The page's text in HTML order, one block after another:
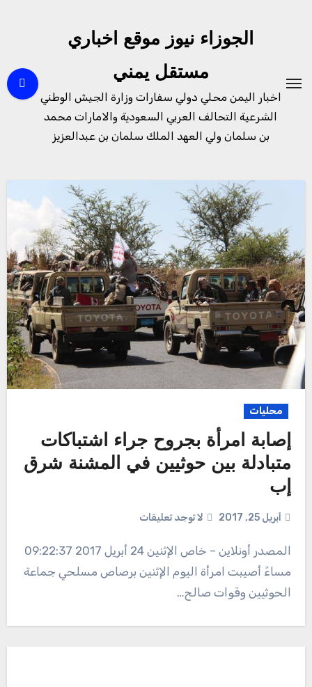
الجوزاء نيوز موقع اخباري
مستقل يمني
اخبار اليمن محلي دولي سفارات وزارة الجيش الوطني
الشرعية التحالف العربي السعودية والامارات محمد
بن سلمان ولي العهد الملك سلمان بن عبدالعزيز
محليات
إصابة امرأة بجروح جراء اشتباكات
متبادلة بين حوثيين في المشنة شرق
إب
أبريل 25, 2017 لا توجد تعليقات
مساءً أصيبت امرأة اليوم الإثنين برصاص مسلحي جماعة
الحوثيين وقوات صالح…